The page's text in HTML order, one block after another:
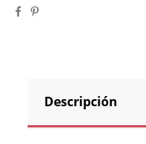
Descripción